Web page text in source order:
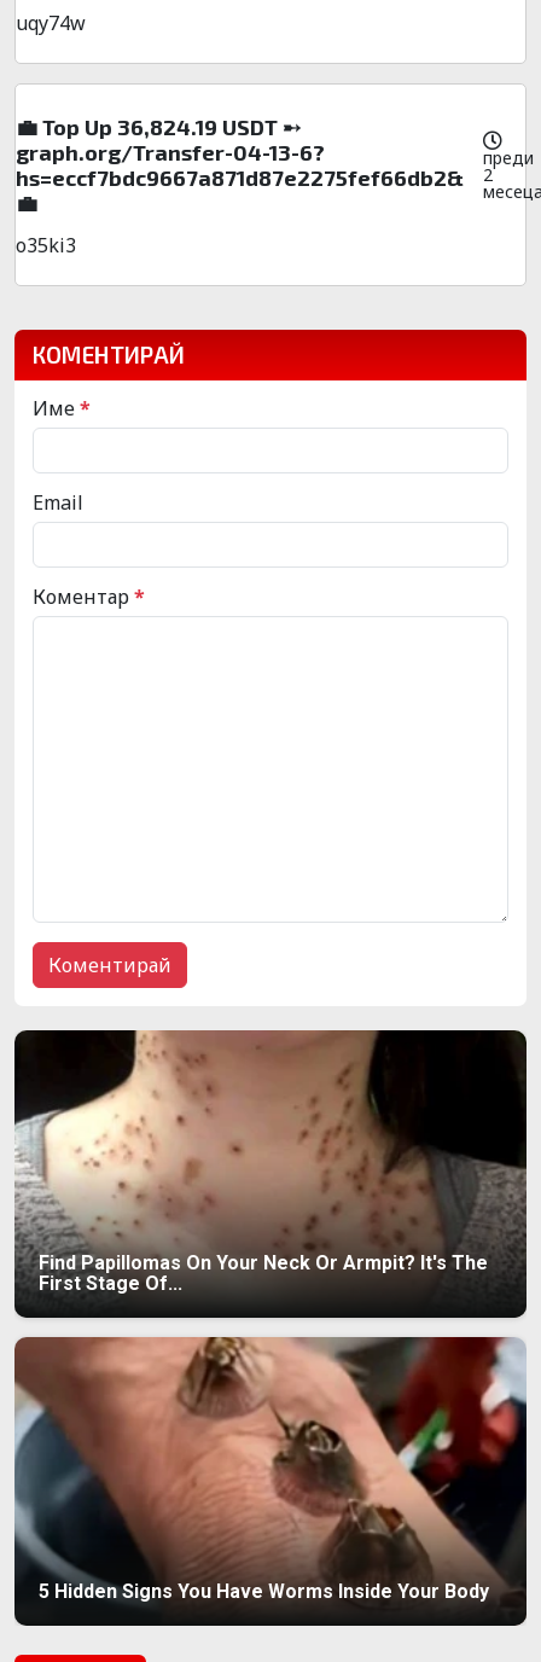
uqy74w
💼 Top Up 36,824.19 USDT ➸
graph.org/Transfer-04-13-6?
hs=eccf7bdc9667a871d87e2275fef66db2&
💼
преди
2
o35ki3
КОМЕНТИРАЙ
Име*
Email
Коментар*
Find Papillomas On Your Neck Or Armpit? It's The
First Stage Of...
5 Hidden Signs You Have Worms Inside Your Body